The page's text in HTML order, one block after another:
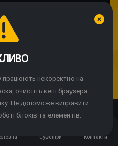
Сувеніри Контакти
некоректно?
сайту, Ви погоджуєтесь із
cookie-файлів.
працюють некоректно на
очистіть кеш браузера
Це допоможе виправити
блоків та елементів.